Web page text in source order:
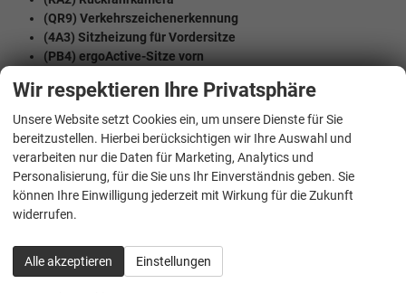
(QR9) Verkehrszeichenerkennung
(4A3) Sitzheizung für Vordersitze
(PB4) ergoActive-Sitze vorn
MULTIMEDIA UND KOMMUNIKATION:
(QV3) DAB+ Digitaler Radioempfang
(U9E) 2 USB-C-Schnittstellen vorn, 2 USB-C-Ladebuchsen an
der Mittelkonsole hinten, Ladeleistung bis zu 45 W
(9WJ) App-Connect Wireless für Apple CarPlay und Android
Auto
(QH3) Sprachassistent IDA und elektronische
(9ZV) Telefonschnittstelle mit induktiver Ladefunktion
(YOS) Vorbereitet für ""VW Connect"" und ""VW Connect Plus""
Wir respektieren Ihre Privatsphäre
Unsere Website setzt Cookies ein, um unsere Dienste für Sie
bereitzustellen. Hierbei berücksichtigen wir Ihre Auswahl und
verarbeiten nur die Daten für Marketing, Analytics und
Personalisierung, für die Sie uns Ihr Einverständnis geben. Sie
können Ihre Einwilligung jederzeit mit Wirkung für die Zukunft
widerrufen.
Alle akzeptieren Einstellungen